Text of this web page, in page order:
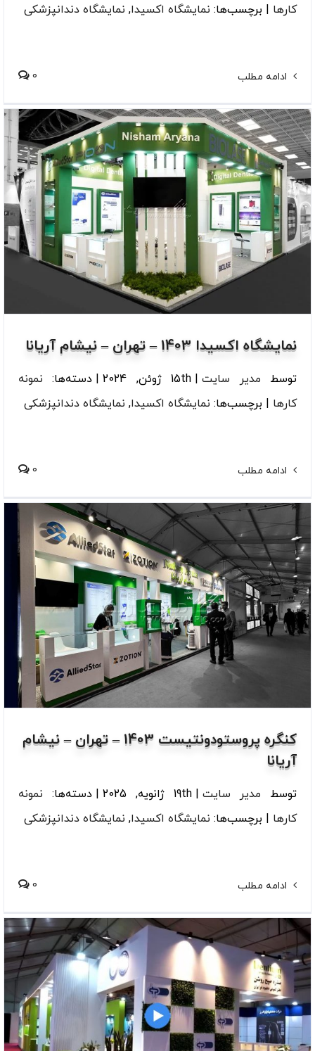
کارها
برچسب‌ها: نمایشگاه اکسیدا, نمایشگاه دندانپزشکی
ادامه مطلب 0
نمایشگاه اکسیدا 1403 – تهران – نیشام آریانا
توسط مدیر سایت 15th ژوئن, 2024 دسته‌ها: نمونه
کارها
برچسب‌ها: نمایشگاه اکسیدا, نمایشگاه دندانپزشکی
ادامه مطلب 0
کنگره پروستودونتیست 1403 – تهران – نیشام
آریانا
توسط مدیر سایت | 19th ژانویه, 2025 | دسته‌ها: نمونه
کارها | برچسب‌ها: نمایشگاه اکسیدا, نمایشگاه دندانپزشکی
ادامه مطلب 0